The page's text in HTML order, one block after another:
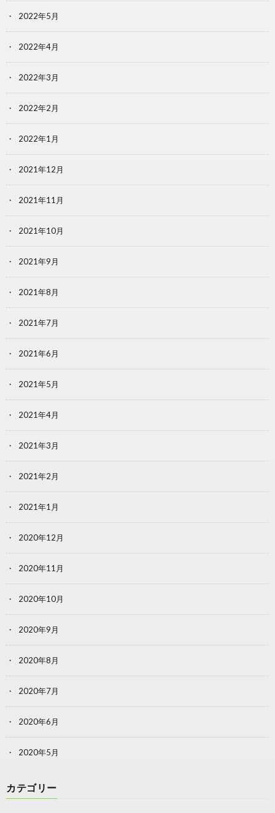
2022年5月
2022年4月
2022年3月
2022年2月
2022年1月
2021年12月
2021年11月
2021年10月
2021年9月
2021年8月
2021年7月
2021年6月
2021年5月
2021年4月
2021年3月
2021年2月
2021年1月
2020年12月
2020年11月
2020年10月
2020年9月
2020年8月
2020年7月
2020年6月
2020年5月
カテゴリー